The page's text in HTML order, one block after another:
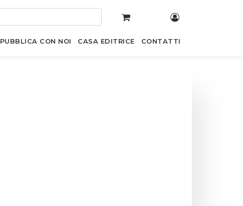
PUBBLICA CON NOI CASA EDITRICE CONTATTI